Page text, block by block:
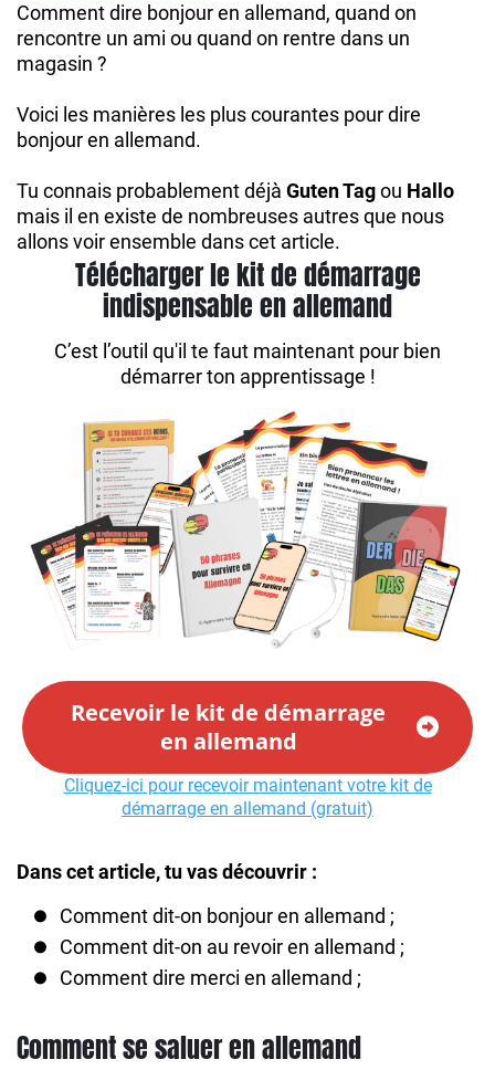
Comment dire bonjour en allemand, quand on
rencontre un ami ou quand on rentre dans un
magasin ?
Voici les manières les plus courantes pour dire
bonjour en allemand.
Tu connais probablement déjà Guten Tagou Hallo
mais il en existe de nombreuses autres que nous
allons voir ensemble dans cet article.
Télécharger le kit de démarrage
indispensable en allemand
C’est l’outil qu'il te faut maintenant pour bien
démarrer ton apprentissage !
Recevoir le kit de démarrage
en allemand
Cliquez-ici pour recevoir maintenant votre kit de
démarrage en allemand (gratuit)
Dans cet article, tu vas découvrir :
Comment dit-on bonjour en allemand ;
Comment dit-on au revoir en allemand ;
Comment dire merci en allemand ;
Comment se saluer en allemand